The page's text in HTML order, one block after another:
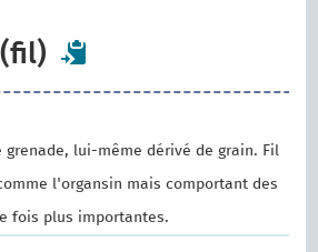
grenade, lui-même dérivé de grain. Fil
l'organsin mais comportant des
fois plus importantes.